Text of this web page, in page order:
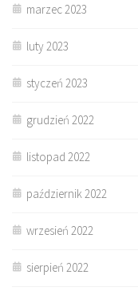
marzec 2023
luty 2023
styczeń 2023
grudzień 2022
listopad 2022
październik 2022
wrzesień 2022
sierpień 2022